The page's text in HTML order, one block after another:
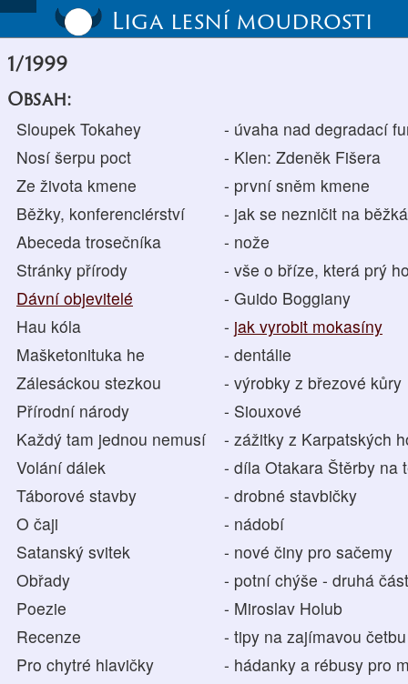
Liga lesní moudrosti
1/1999
Obsah:
Sloupek Tokahey
- úvaha nad degradací
Nosí šerpu poct
- Klen: Zdeněk Fišera
Ze života kmene
- první sněm kmene
Běžky, konferenciérství
- jak se nezničit na
Abeceda trosečníka
- nože
Stránky přírody
- vše o bříze, která prý
Dávní objevitelé
- Guido Boggiany
Hau kóla
- jak vyrobit mokasíny
Mašketonituka he
- dentálie
Zálesáckou stezkou
- výrobky z březové kůry
Přírodní národy
- Siouxové
Každý tam jednou nemusí
- zážitky z Karpatských
Volání dálek
- díla Otakara Štěrby na
Táborové stavby
- drobné stavbičky
O čaji
- nádobí
Satanský svitek
- nové činy pro sačemy
Obřady
- potní chýše - druhá část
Poezie
- Miroslav Holub
Recenze
- tipy na zajímavou
Pro chytré hlavičky
- hádanky a rébusy pro